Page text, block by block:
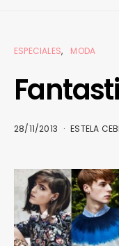
ESPECIALES MODA
28/11/2013 ESTELA